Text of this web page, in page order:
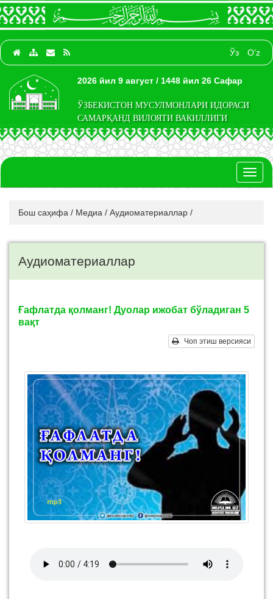
Ўз O‘z
2026 йил 9 август / 1448 йил 26 Сафар
ЎЗБЕКИСТОН МУСУЛМОНЛАРИ ИДОРАСИ
САМАРҚАНД ВИЛОЯТИ ВАКИЛЛИГИ
Бош саҳифа / Медиа / Аудиоматериаллар /
Аудиоматериаллар
Ғафлатда қолманг! Дуолар ижобат бўладиган 5
вақт
Чоп этиш версияси